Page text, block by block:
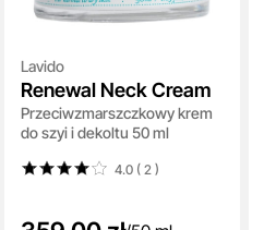
Lavido
Renewal Neck Cream
Przeciwzmarszczkowy krem
do szyi i dekoltu 50 ml
4.0 ( 2 )